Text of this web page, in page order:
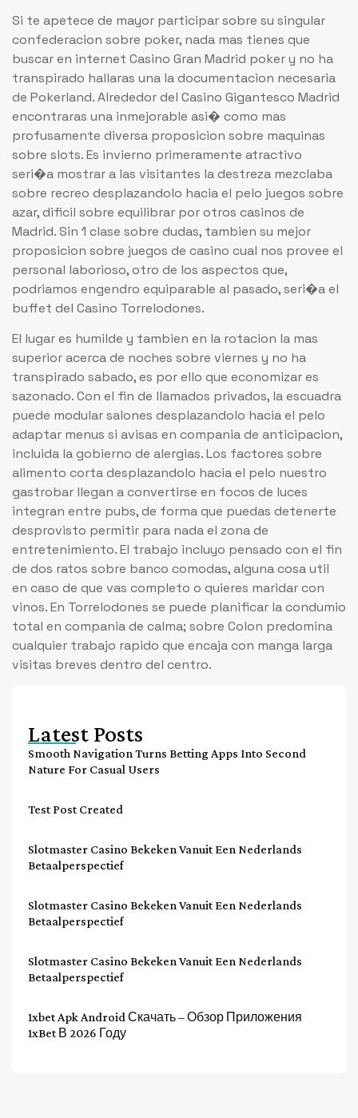
Si te apetece de mayor participar sobre su singular
confederacion sobre poker, nada mas tienes que
buscar en internet Casino Gran Madrid poker y no ha
transpirado hallaras una la documentacion necesaria
de Pokerland. Alrededor del Casino Gigantesco Madrid
encontraras una inmejorable asi� como mas
profusamente diversa proposicion sobre maquinas
sobre slots. Es invierno primeramente atractivo
seri�a mostrar a las visitantes la destreza mezclaba
sobre recreo desplazandolo hacia el pelo juegos sobre
azar, dificil sobre equilibrar por otros casinos de
Madrid. Sin 1 clase sobre dudas, tambien su mejor
proposicion sobre juegos de casino cual nos provee el
personal laborioso, otro de los aspectos que,
podriamos engendro equiparable al pasado, seri�a el
buffet del Casino Torrelodones.
El lugar es humilde y tambien en la rotacion la mas
superior acerca de noches sobre viernes y no ha
transpirado sabado, es por ello que economizar es
sazonado. Con el fin de llamados privados, la escuadra
puede modular salones desplazandolo hacia el pelo
adaptar menus si avisas en compania de anticipacion,
incluida la gobierno de alergias. Los factores sobre
alimento corta desplazandolo hacia el pelo nuestro
gastrobar llegan a convertirse en focos de luces
integran entre pubs, de forma que puedas detenerte
desprovisto permitir para nada el zona de
entretenimiento. El trabajo incluyo pensado con el fin
de dos ratos sobre banco comodas, alguna cosa util
en caso de que vas completo o quieres maridar con
vinos. En Torrelodones se puede planificar la condumio
total en compania de calma; sobre Colon predomina
cualquier trabajo rapido que encaja con manga larga
visitas breves dentro del centro.
Latest Posts
Smooth Navigation Turns Betting Apps Into Second
Nature For Casual Users
Test Post Created
Slotmaster Casino Bekeken Vanuit Een Nederlands
Betaalperspectief
Slotmaster Casino Bekeken Vanuit Een Nederlands
Betaalperspectief
Slotmaster Casino Bekeken Vanuit Een Nederlands
Betaalperspectief
1xbet Apk Android Скачать – Обзор Приложения
1xBet В 2026 Году